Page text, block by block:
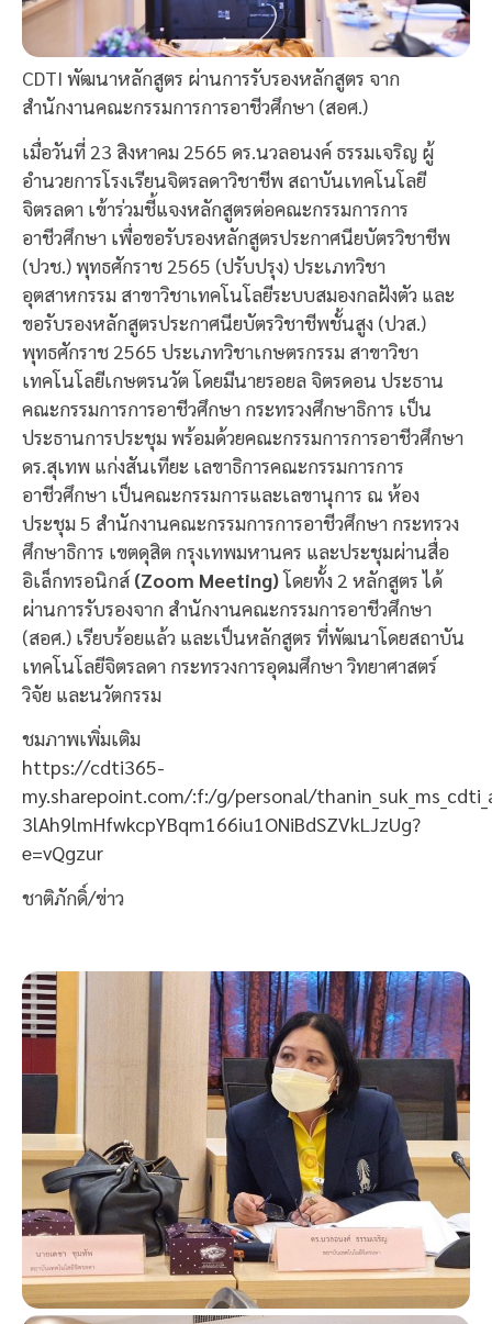
CDTI พัฒนาหลักสูตร ผ่านการรับรองหลักสูตร จาก
สำนักงานคณะกรรมการการอาชีวศึกษา (สอศ.)
เมื่อวันที่ 23 สิงหาคม 2565 ดร.นวลอนงค์ ธรรมเจริญ ผู้
อำนวยการโรงเรียนจิตรลดาวิชาชีพ สถาบันเทคโนโลยี
จิตรลดา เข้าร่วมชี้แจงหลักสูตรต่อคณะกรรมการการ
อาชีวศึกษา เพื่อขอรับรองหลักสูตรประกาศนียบัตรวิชาชีพ
(ปวช.) พุทธศักราช 2565 (ปรับปรุง) ประเภทวิชา
อุตสาหกรรม สาขาวิชาเทคโนโลยีระบบสมองกลฝังตัว และ
ขอรับรองหลักสูตรประกาศนียบัตรวิชาชีพชั้นสูง (ปวส.)
พุทธศักราช 2565 ประเภทวิชาเกษตรกรรม สาขาวิชา
เทคโนโลยีเกษตรนวัต โดยมีนายรอยล จิตรดอน ประธาน
คณะกรรมการการอาชีวศึกษา กระทรวงศึกษาธิการ เป็น
ประธานการประชุม พร้อมด้วยคณะกรรมการการอาชีวศึกษา
ดร.สุเทพ แก่งสันเทียะ เลขาธิการคณะกรรมการการ
อาชีวศึกษา เป็นคณะกรรมการและเลขานุการ ณ ห้อง
ประชุม 5 สำนักงานคณะกรรมการการอาชีวศึกษา กระทรวง
ศึกษาธิการ เขตดุสิต กรุงเทพมหานคร และประชุมผ่านสื่อ
อิเล็กทรอนิกส์ (Zoom Meeting)โดยทั้ง 2 หลักสูตร ได้
ผ่านการรับรองจาก สำนักงานคณะกรรมการอาชีวศึกษา
(สอศ.) เรียบร้อยแล้ว และเป็นหลักสูตร ที่พัฒนาโดยสถาบัน
เทคโนโลยีจิตรลดา กระทรวงการอุดมศึกษา วิทยาศาสตร์
วิจัย และนวัตกรรม
ชมภาพเพิ่มเติม
https://cdti365-
my.sharepoint.com/:f:/g/personal/
3lAh9lmHfwkcpYBqm166iu1ONiBdSZVkLJzUg?
e=vQgzur
ชาติภักดิ์/ข่าว